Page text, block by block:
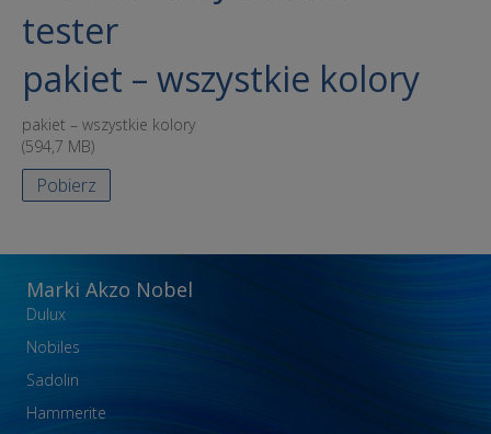
tester
pakiet – wszystkie kolory
pakiet – wszystkie kolory
(594,7 MB)
Pobierz
Marki Akzo Nobel
Dulux
Nobiles
Sadolin
Hammerite